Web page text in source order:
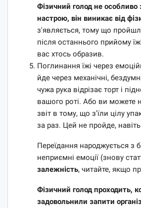
Фізичний голод не особливо
настрою, він виникає від
з'являється, тому що
після останнього прийому
вас хтось образив.
Поглинання їжі через
йде через механічні,
чужа рука відрізає торт і
вашого роті. Або ви можете
звіт в тому, що з'їли цілу
за раз. Цей не пройде,
Переїдання народжується з
неприємні емоції (знову
залежність, читайте, якщо
Фізичний голод проходить,
задовольнили запити